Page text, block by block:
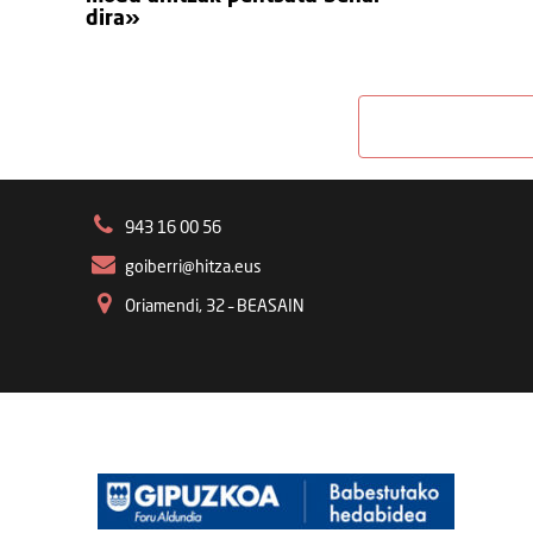
dira»
943 16 00 56
goiberri@hitza.eus
Oriamendi, 32 – BEASAIN